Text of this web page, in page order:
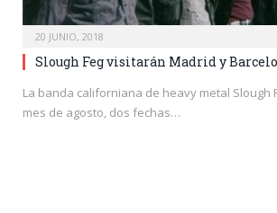
20 JUNIO, 2018
Slough Feg visitarán Madrid y
La banda californiana de heavy metal Slough
mes de agosto, dos fechas…